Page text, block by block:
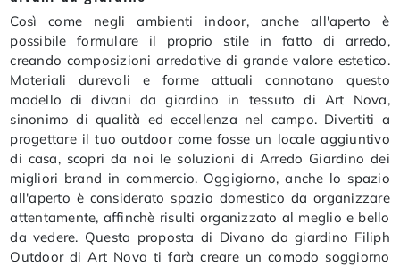
Così come negli ambienti indoor, anche all'aperto è
possibile formulare il proprio stile in fatto di arredo,
creando composizioni arredative di grande valore estetico.
Materiali durevoli e forme attuali connotano questo
modello di divani da giardino in tessuto di Art Nova,
sinonimo di qualità ed eccellenza nel campo. Divertiti a
progettare il tuo outdoor come fosse un locale aggiuntivo
di casa, scopri da noi le soluzioni di Arredo Giardino dei
migliori brand in commercio. Oggigiorno, anche lo spazio
all'aperto è considerato spazio domestico da organizzare
attentamente, affinchè risulti organizzato al meglio e bello
da vedere. Questa proposta di Divano da giardino Filiph
Outdoor di Art Nova ti farà creare un comodo soggiorno